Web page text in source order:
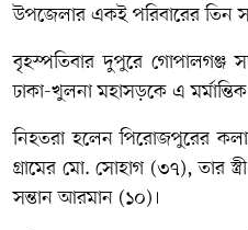
উপজেলার একই পরিবারের তিন
বৃহস্পতিবার দুপুরে গোপালগঞ্জ
ঢাকা-খুলনা মহাসড়কে এ মর্মান্তিক
নিহতরা হলেন পিরোজপুরের
গ্রামের মো. সোহাগ (৩৭), তার
সন্তান আরমান (১০)।